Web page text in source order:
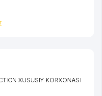
XUSUSIY KORXONASI